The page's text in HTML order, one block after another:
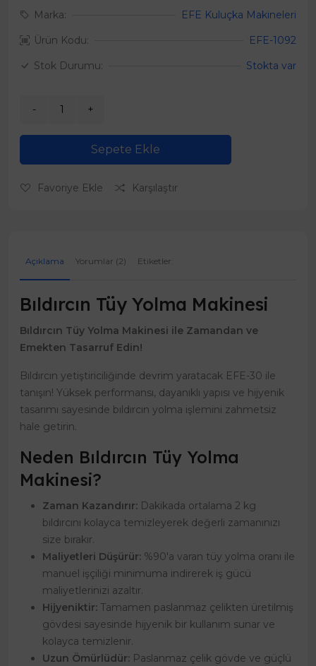
Marka:
EFE Kuluçka Makineleri
Ürün Kodu:
EFE-1092
Stok Durumu:
Stokta var
Sepete Ekle
Favoriye Ekle Karşılaştır
Açıklama Yorumlar (2) Etiketler:
Bıldırcın Tüy Yolma Makinesi
Bıldırcın Tüy Yolma Makinesi ile Zamandan ve
Emekten Tasarruf Edin!
Bıldırcın yetiştiriciliğinde devrim yaratacak EFE-30 ile
tanışın! Yüksek performansı, dayanıklı yapısı ve hijyenik
tasarımı sayesinde bıldırcın yolma işlemini zahmetsiz
hale getirin.
Neden Bıldırcın Tüy Yolma
Makinesi?
Zaman Kazandırır: Dakikada ortalama 2 kg
bıldırcını kolayca temizleyerek değerli zamanınızı
size bırakır.
Maliyetleri Düşürür: %90'a varan tüy yolma oranı ile
manuel işçiliği minimuma indirerek iş gücü
maliyetlerinizi azaltır.
Hijyeniktir: Tamamen paslanmaz çelikten üretilmiş
gövdesi sayesinde hijyenik bir kullanım sunar ve
kolayca temizlenir.
Uzun Ömürlüdür: Paslanmaz çelik gövde ve güçlü